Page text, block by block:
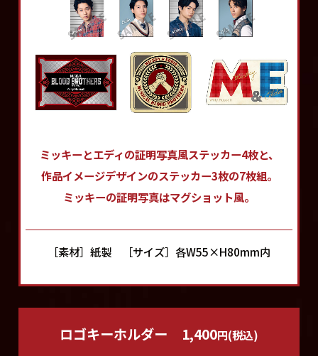
ミッキーとエディの証明写真風ステッカー4枚と、
作品イメージデザインのステッカー3枚の7枚組。
ミッキーの証明写真はマグショット風。
［素材］紙製 ［サイズ］各W55×H80mm内
ロゴキーホルダー 1,400円(税込)